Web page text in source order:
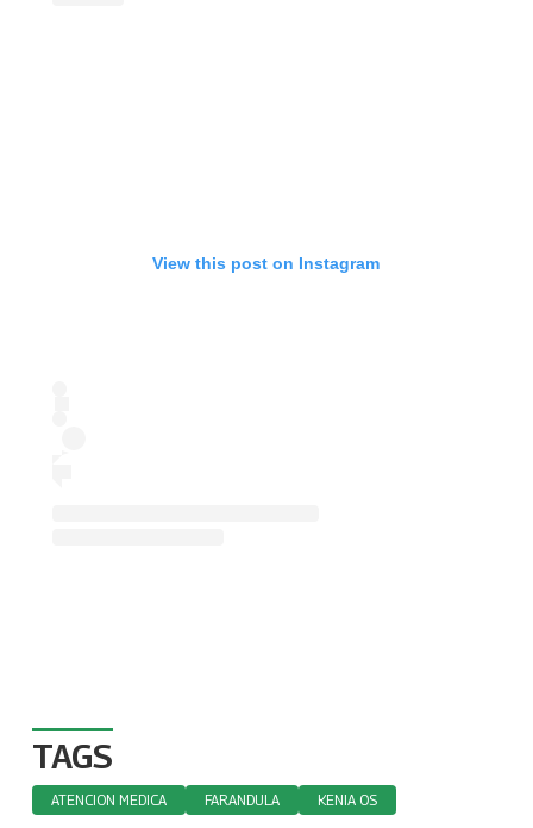
View this post on Instagram
TAGS
ATENCION MEDICA FARANDULA KENIA OS